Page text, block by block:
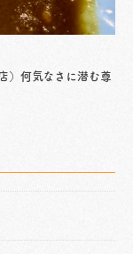
）何気なさに潜む尊